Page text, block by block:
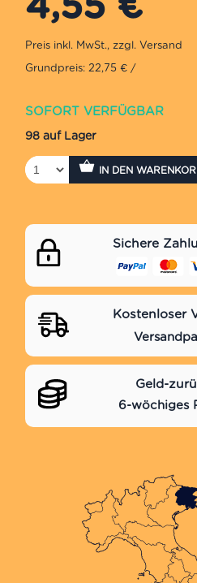
Grundpreis: 22,75 € /
SOFORT VERFÜGBAR
98 auf Lager
IN DEN
Sichere
Kostenloser
Geld-
6-wöchiges